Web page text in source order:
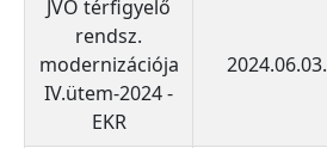
JVÖ térfigyelő
rendsz.
modernizációja
IV.ütem-2024 -
EKR
2024.06.03.